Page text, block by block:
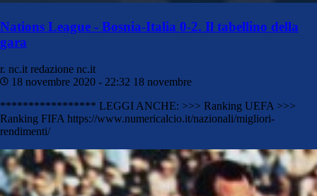
Nations League - Bosnia-Italia 0-2. Il tabellino della
gara
r. nc.it redazione nc.it
18 novembre 2020 - 22:32 18 novembre
***************** LEGGI ANCHE: >>> Ranking UEFA >>>
Ranking FIFA https://www.numericalcio.it/nazionali/migliori-
rendimenti/